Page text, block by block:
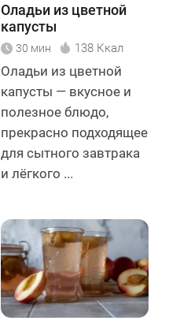
Оладьи из цветной
капусты
30 мин 138 Ккал
Оладьи из цветной
капусты — вкусное и
полезное блюдо,
прекрасно подходящее
для сытного завтрака
и лёгкого ...